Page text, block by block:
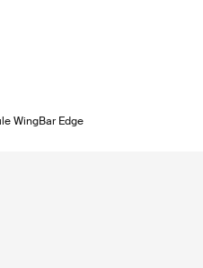
WingBar Edge